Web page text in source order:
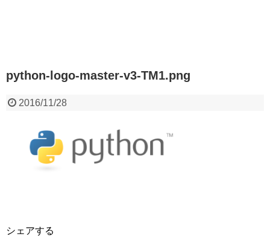
python-logo-master-v3-TM1.png
2016/11/28
シェアする